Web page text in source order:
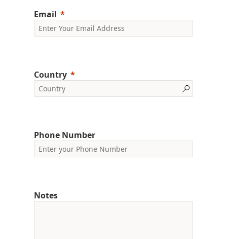
Email
Country
Phone Number
Notes